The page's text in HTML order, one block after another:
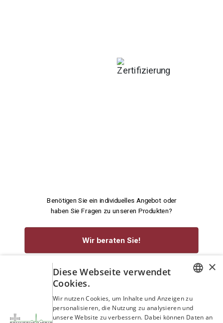
Benötigen Sie ein individuelles Angebot oder
haben Sie Fragen zu unseren Produkten?
Wir beraten Sie!
service@rennecke-medic.com +49 1573 933272
ENGLISH
×
Diese Webseite verwendet
Cookies.
Wir nutzen Cookies, um Inhalte und Anzeigen zu
personalisieren, die Nutzung zu analysieren und
unsere Website zu verbessern. Dabei können Daten an